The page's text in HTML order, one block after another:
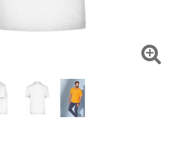
für Ihren privaten Bedarf
